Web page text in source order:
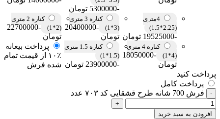
-5300000 تومان
4متری
(2.25*1.5)
-19525000 تومان
کناره 3 متری
(3*1)
-20400000
تومان
کناره 2 متری
(2*1)
-22700000
تومان
کناره 4 متری
(4*1)
-18050000
تومان
کناره 1.5 متری
(1.5*1)
-23900000 تومان
پرداخت بیعانه
۱۰٪ از قیمت تمام
شده فرش
پرداخت کنید
پرداخت کامل
فرش 700 شانه طرح قشقایی کد ۷۰۳ عدد
افزودن به سبد خرید